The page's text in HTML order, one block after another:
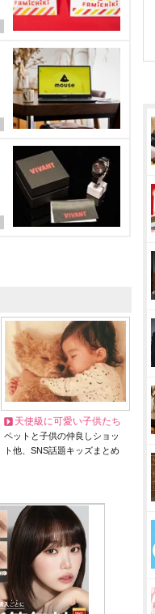
天使級に可愛い子供たち
ペットと子供の仲良しショッ
ト他、SNS話題キッズまとめ